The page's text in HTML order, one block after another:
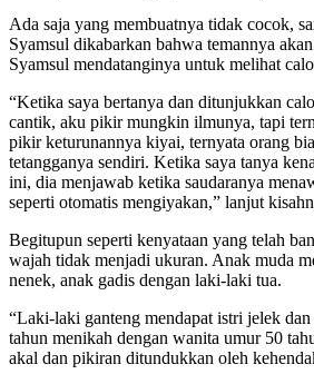
Ada saja yang membuatnya tidak cocok,
Syamsul dikabarkan bahwa temannya
Syamsul mendatanginya untuk melihat
“Ketika saya bertanya dan ditunjukkan
cantik, aku pikir mungkin ilmunya, tapi
pikir keturunannya kiyai, ternyata orang
tetangganya sendiri. Ketika saya tanya
ini, dia menjawab ketika saudaranya
seperti otomatis mengiyakan,” lanjut
Begitupun seperti kenyataan yang telah
wajah tidak menjadi ukuran. Anak muda
nenek, anak gadis dengan laki-laki tua.
“Laki-laki ganteng mendapat istri jelek
tahun menikah dengan wanita umur 50
akal dan pikiran ditundukkan oleh